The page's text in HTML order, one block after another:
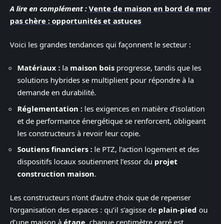
A lire en complément : Vente de maison en bord de mer
pas chère : opportunités et astuces
Voici les grandes tendances qui façonnent le secteur :
Matériaux : la maison bois progresse, tandis que les
solutions hybrides se multiplient pour répondre à la
demande en durabilité.
Réglementation : les exigences en matière d’isolation
et de performance énergétique se renforcent, obligeant
les constructeurs à revoir leur copie.
Soutiens financiers : le PTZ, l’action logement et des
dispositifs locaux soutiennent l’essor du projet
construction maison.
Les constructeurs n’ont d’autre choix que de repenser
l’organisation des espaces : qu’il s’agisse de plain-pied ou
d’une maison à étage , chaque centimètre carré est